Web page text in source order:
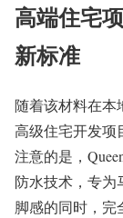
高端住宅
新标准
随着该材料在本
高级住宅开发项
注意的是，
防水技术，专为
脚感的同时，完